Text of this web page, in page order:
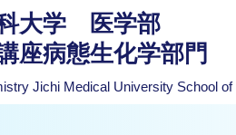
大学 医学部
座病態生化学部門
Jichi Medical University School of